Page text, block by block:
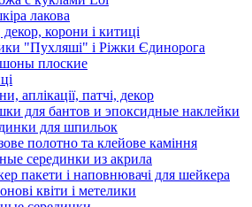
лакова
корони і китиці
"Пухляші" і Ріжки Єдинорога
плоские
аплікації, патчі, декор
для бантов и эпоксидные наклейки
для шпильок
полотно та клейове каміння
серединки из акрила
пакети і наповнювачі для шейкера
квіти і метелики